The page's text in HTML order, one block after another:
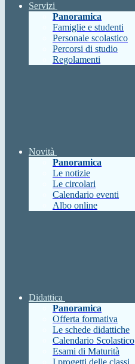
Servizi
Panoramica
Famiglie e studenti
Personale scolastico
Percorsi di studio
Regolamenti
Novità
Panoramica
Le notizie
Le circolari
Calendario eventi
Albo online
Didattica
Panoramica
Offerta formativa
Le schede didattiche
Calendario Scolastico
Esami di Maturità